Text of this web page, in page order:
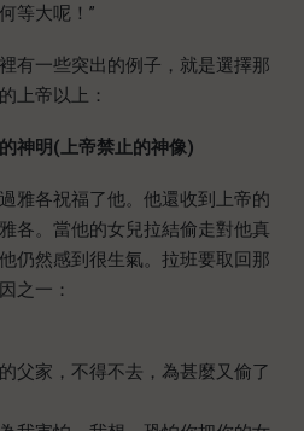
等大呢！”
有一些突出的例子，就是選擇那
上帝以上：
神明(上帝禁止的神像)
雅各祝福了他。他還收到上帝的
各。當他的女兒拉結偷走對他真
仍然感到很生氣。拉班要取回那
之一：
父家，不得不去，為甚麼又偷了